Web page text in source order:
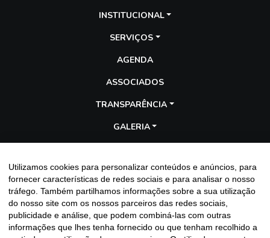
INSTITUCIONAL
SERVIÇOS
AGENDA
ASSOCIADOS
TRANSPARÊNCIA
GALERIA
Entre em contato
Utilizamos cookies para personalizar conteúdos e anúncios, para
fornecer características de redes sociais e para analisar o nosso
tráfego. Também partilhamos informações sobre a sua utilização
do nosso site com os nossos parceiros das redes sociais,
publicidade e análise, que podem combiná-las com outras
informações que lhes tenha fornecido ou que tenham recolhido a